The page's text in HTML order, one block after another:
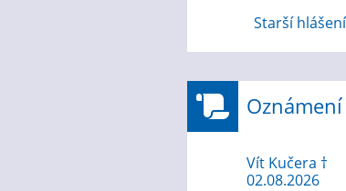
Starší hlášení
Oznámení
Vít Kučera †
02.08.2026